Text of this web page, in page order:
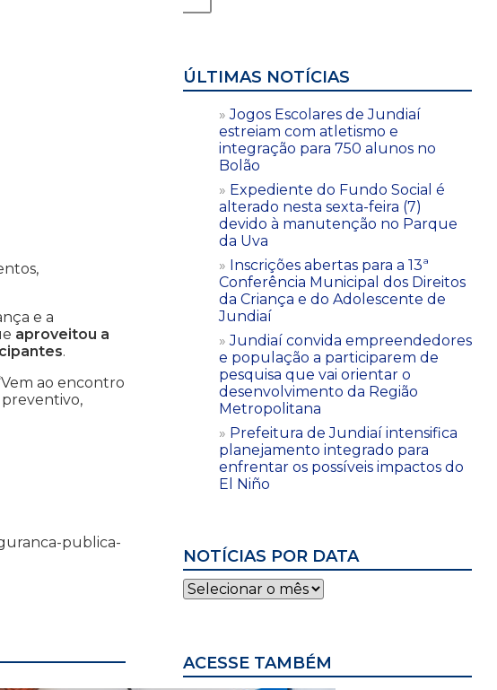
e a
aproveitou a
.
ao encontro
preventivo,
publica-
ÚLTIMAS NOTÍCIAS
Jogos Escolares de Jundiaí
estreiam com atletismo e
integração para 750 alunos no
Bolão
Expediente do Fundo Social é
alterado nesta sexta-feira (7)
devido à manutenção no Parque
da Uva
Inscrições abertas para a 13ª
Conferência Municipal dos Direitos
da Criança e do Adolescente de
Jundiaí
Jundiaí convida empreendedores
e população a participarem de
pesquisa que vai orientar o
desenvolvimento da Região
Metropolitana
Prefeitura de Jundiaí intensifica
planejamento integrado para
enfrentar os possíveis impactos do
El Niño
NOTÍCIAS POR DATA
Notícias
por
ACESSE TAMBÉM